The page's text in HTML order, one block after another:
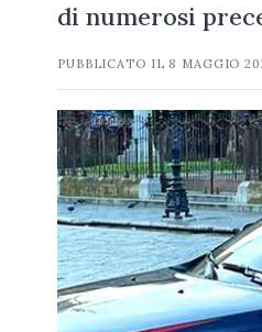
di numerosi
PUBBLICATO IL 8 MAGGIO